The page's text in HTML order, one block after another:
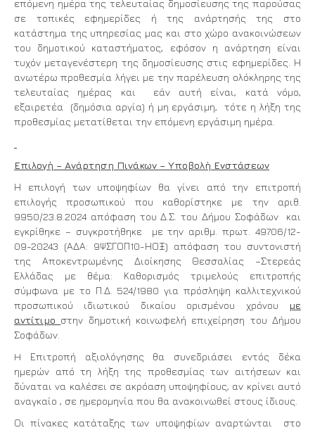
επόμενη ημέρα της τελευταίας δημοσίευσης της παρούσας
σε τοπικές εφημερίδες ή της ανάρτησής της στο
κατάστημα της υπηρεσίας μας και στο χώρο ανακοινώσεων
του δημοτικού καταστήματος, εφόσον η ανάρτηση είναι
τυχόν μεταγενέστερη της δημοσίευσης στις εφημερίδες. Η
ανωτέρω προθεσμία λήγει με την παρέλευση ολόκληρης της
τελευταίας ημέρας και εάν αυτή είναι, κατά νόμο,
εξαιρετέα (δημόσια αργία) ή μη εργάσιμη, τότε η λήξη της
προθεσμίας μετατίθεται την επόμενη εργάσιμη ημέρα.
Επιλογή – Ανάρτηση Πινάκων – Υποβολή Ενστάσεων
Η επιλογή των υποψηφίων θα γίνει από την επιτροπή
επιλογής προσωπικού που καθορίστηκε με την αριθ.
9950/23.8.2024 απόφαση του Δ.Σ. του Δήμου Σοφάδων και
εγκρίθηκε – συγκροτήθηκε με την αριθμ. πρωτ. 49706/12-
09-20243 (ΑΔΑ: 9ΨΣΓΟΠ10-ΗΟΞ) απόφαση του συντονιστή
της Αποκεντρωμένης Διοίκησης Θεσσαλίας –Στερεάς
Ελλάδας με θέμα: Καθορισμός τριμελούς επιτροπής
σύμφωνα με το Π.Δ. 524/1980 για πρόσληψη καλλιτεχνικού
προσωπικού ιδιωτικού δικαίου ορισμένου χρόνου
με
αντίτιμο στην δημοτική κοινωφελή επιχείρηση του Δήμου
Σοφάδων.
H Επιτροπή αξιολόγησης θα συνεδριάσει εντός δέκα
ημερών από τη λήξη της προθεσμίας των αιτήσεων και
δύναται να καλέσει σε ακρόαση υποψηφίους, αν κρίνει αυτό
αναγκαίο , σε ημερομηνία που θα ανακοινωθεί στους ίδιους.
Οι πίνακες κατάταξης των υποψηφίων αναρτώνται στο